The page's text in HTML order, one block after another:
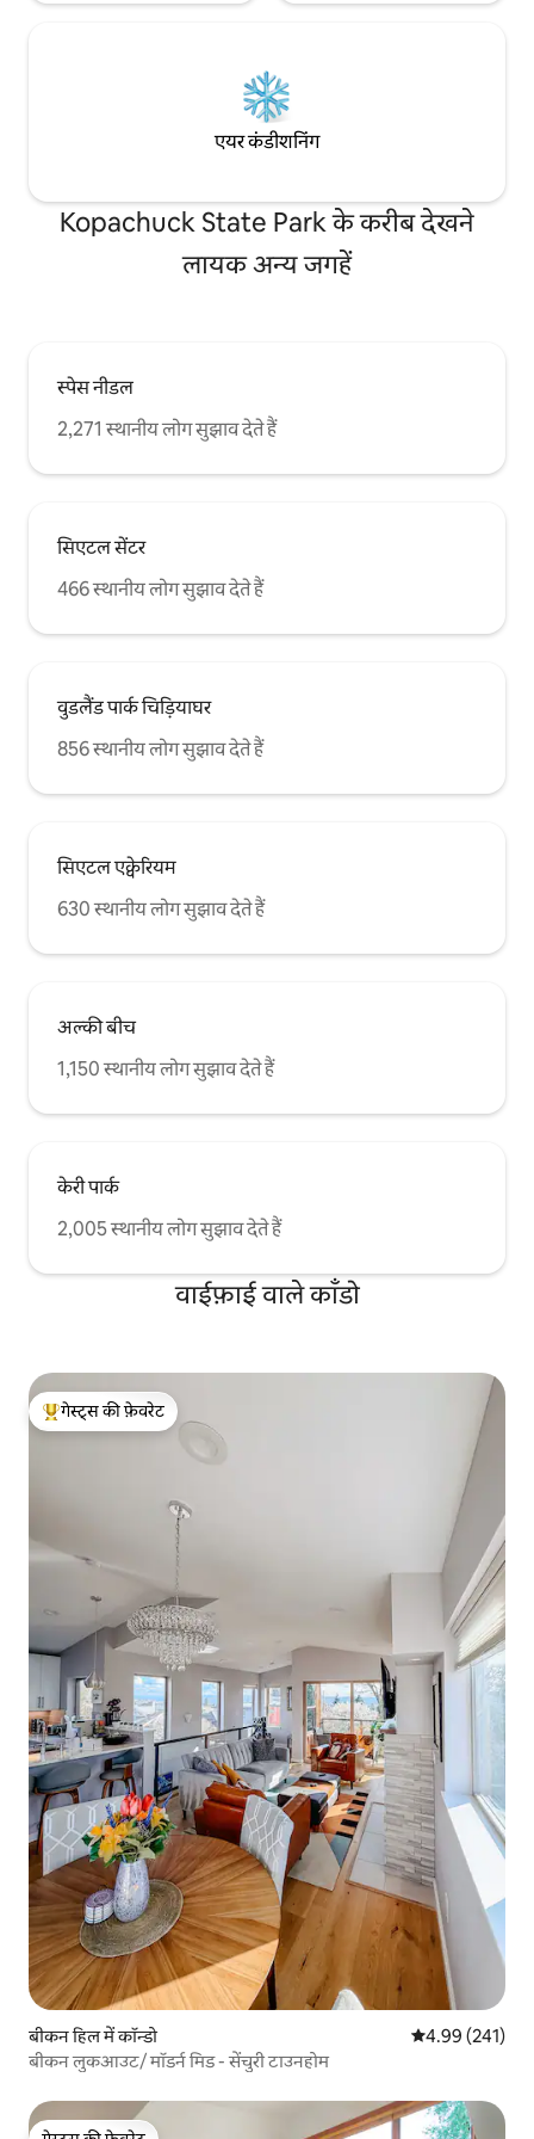
एयर कंडीशनिंग
Kopachuck State Park के करीब देखने
लायक अन्य जगहें
स्पेस नीडल
2,271 स्थानीय लोग सुझाव देते हैं
सिएटल सेंटर
466 स्थानीय लोग सुझाव देते हैं
वुडलैंड पार्क चिड़ियाघर
856 स्थानीय लोग सुझाव देते हैं
सिएटल एक्वेरियम
630 स्थानीय लोग सुझाव देते हैं
अल्की बीच
1,150 स्थानीय लोग सुझाव देते हैं
केरी पार्क
2,005 स्थानीय लोग सुझाव देते हैं
वाईफ़ाई वाले काँडो
गेस्ट्स का टॉप फ़ेवरेट
गेस्ट्स की फ़ेवरेट
बीकन हिल में कॉन्डो औसत रेटिंग 5 में से
4.99 (241)
बीकन लुकआउट/ मॉडर्न मिड - सेंचुरी टाउनहोम